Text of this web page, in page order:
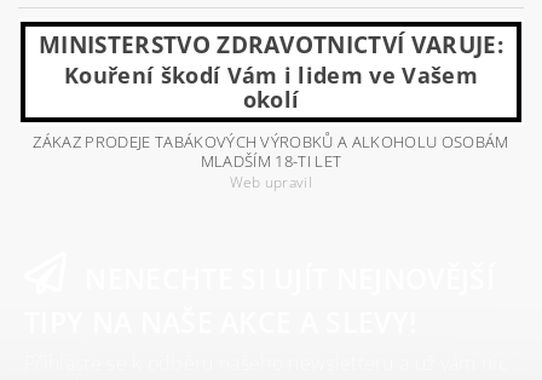
MINISTERSTVO ZDRAVOTNICTVÍ VARUJE:
Kouření škodí Vám i lidem ve Vašem
okolí
ZÁKAZ PRODEJE TABÁKOVÝCH VÝROBKŮ A ALKOHOLU OSOBÁM
MLADŠÍM 18-TI LET
Web upravil